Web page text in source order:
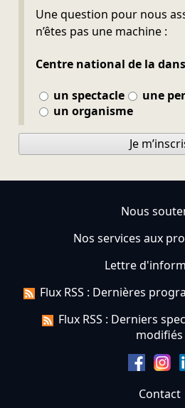
Une question pour nous
n’êtes pas une machine :
Centre national de la
un spectacle
une
un organisme
Ne pas remplir
Je
Nous
Nos services aux
Lettre
Flux RSS : Dernières
Flux RSS : Derniers
modifiés
Contact